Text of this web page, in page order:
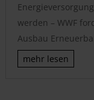
werden – WWF
Ausbau
mehr lesen